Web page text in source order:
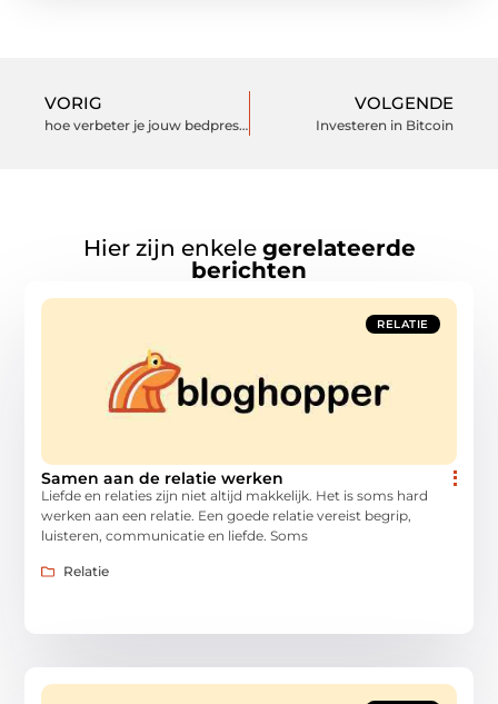
VORIG
hoe verbeter je jouw bedprestaties?
VOLGENDE
Investeren in Bitcoin
Hier zijn enkele gerelateerde
berichten
RELATIE
Samen aan de relatie werken
Liefde en relaties zijn niet altijd makkelijk. Het is soms hard
werken aan een relatie. Een goede relatie vereist begrip,
luisteren, communicatie en liefde. Soms
Relatie